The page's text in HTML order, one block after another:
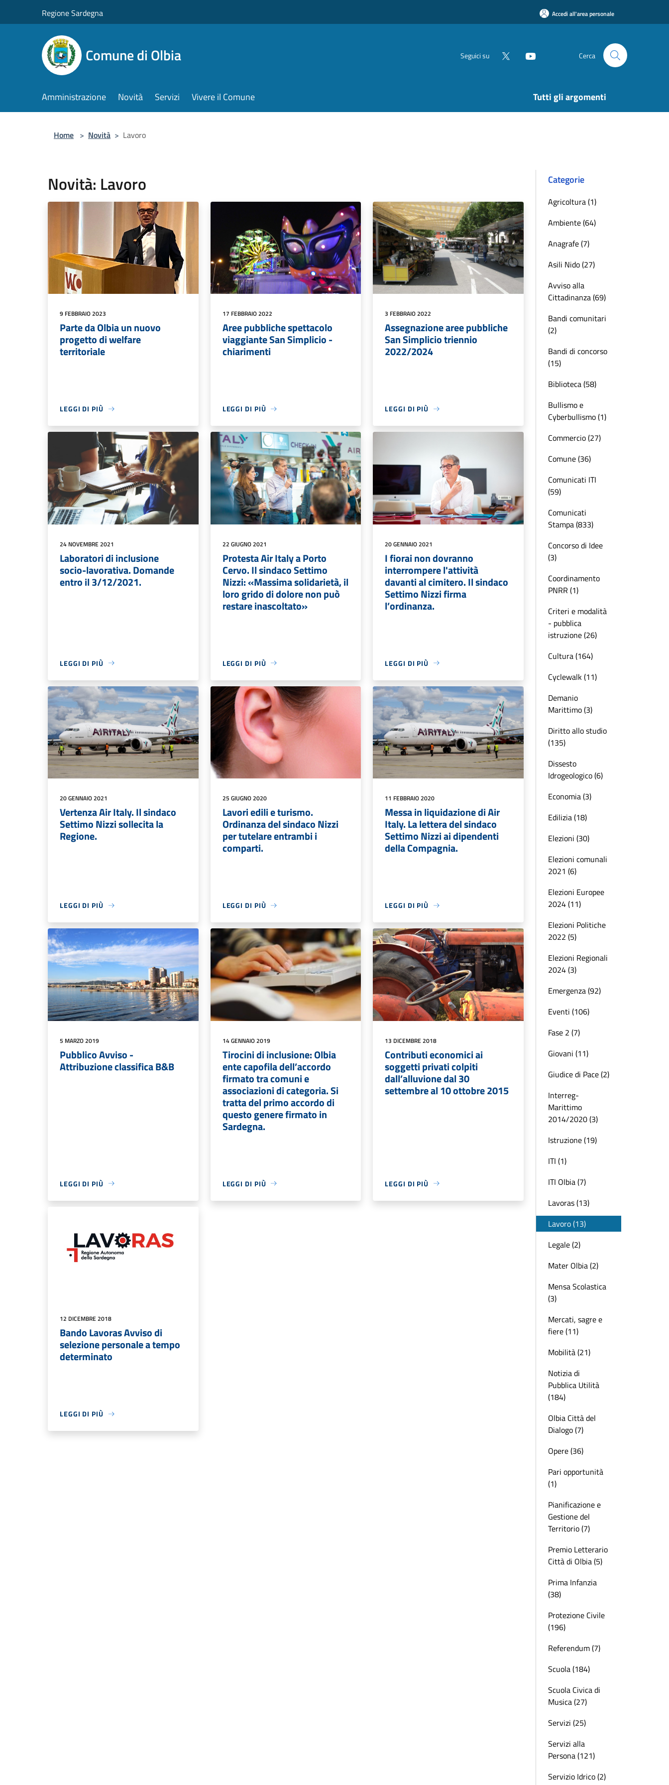
Regione Sardegna Accedi all'area personale
Comune di Olbia Seguici su Cerca
Amministrazione Novità Servizi Vivere il Comune Tutti gli argomenti
Home > Novità > Lavoro
Novità: Lavoro
9 FEBBRAIO 2023
Parte da Olbia un nuovo
progetto di welfare
territoriale
LEGGI DI PIÙ
17 FEBBRAIO 2022
Aree pubbliche spettacolo
viaggiante San Simplicio -
chiarimenti
LEGGI DI PIÙ
3 FEBBRAIO 2022
Assegnazione aree pubbliche
San Simplicio triennio
2022/2024
LEGGI DI PIÙ
24 NOVEMBRE 2021
Laboratori di inclusione
socio-lavorativa. Domande
entro il 3/12/2021.
LEGGI DI PIÙ
22 GIUGNO 2021
Protesta Air Italy a Porto
Cervo. Il sindaco Settimo
Nizzi: «Massima solidarietà, il
loro grido di dolore non può
restare inascoltato»
LEGGI DI PIÙ
20 GENNAIO 2021
I fiorai non dovranno
interrompere l'attività
davanti al cimitero. Il sindaco
Settimo Nizzi firma
l’ordinanza.
LEGGI DI PIÙ
20 GENNAIO 2021
Vertenza Air Italy. Il sindaco
Settimo Nizzi sollecita la
Regione.
LEGGI DI PIÙ
25 GIUGNO 2020
Lavori edili e turismo.
Ordinanza del sindaco Nizzi
per tutelare entrambi i
comparti.
LEGGI DI PIÙ
11 FEBBRAIO 2020
Messa in liquidazione di Air
Italy. La lettera del sindaco
Settimo Nizzi ai dipendenti
della Compagnia.
LEGGI DI PIÙ
5 MARZO 2019
Pubblico Avviso -
Attribuzione classifica B&B
LEGGI DI PIÙ
14 GENNAIO 2019
Tirocini di inclusione: Olbia
ente capofila dell’accordo
firmato tra comuni e
associazioni di categoria. Si
tratta del primo accordo di
questo genere firmato in
Sardegna.
LEGGI DI PIÙ
13 DICEMBRE 2018
Contributi economici ai
soggetti privati colpiti
dall’alluvione dal 30
settembre al 10 ottobre 2015
LEGGI DI PIÙ
12 DICEMBRE 2018
Bando Lavoras Avviso di
selezione personale a tempo
determinato
LEGGI DI PIÙ
Categorie
Agricoltura (1)
Ambiente (64)
Anagrafe (7)
Asili Nido (27)
Avviso alla
Cittadinanza (69)
Bandi comunitari
(2)
Bandi di concorso
(15)
Biblioteca (58)
Bullismo e
Cyberbullismo (1)
Commercio (27)
Comune (36)
Comunicati ITI
(59)
Comunicati
Stampa (833)
Concorso di Idee
(3)
Coordinamento
PNRR (1)
Criteri e modalità
- pubblica
istruzione (26)
Cultura (164)
Cyclewalk (11)
Demanio
Marittimo (3)
Diritto allo studio
(135)
Dissesto
Idrogeologico (6)
Economia (3)
Edilizia (18)
Elezioni (30)
Elezioni comunali
2021 (6)
Elezioni Europee
2024 (11)
Elezioni Politiche
2022 (5)
Elezioni Regionali
2024 (3)
Emergenza (92)
Eventi (106)
Fase 2 (7)
Giovani (11)
Giudice di Pace (2)
Interreg-
Marittimo
2014/2020 (3)
Istruzione (19)
ITI (1)
ITI Olbia (7)
Lavoras (13)
Lavoro (13)
Legale (2)
Mater Olbia (2)
Mensa Scolastica
(3)
Mercati, sagre e
fiere (11)
Mobilità (21)
Notizia di
Pubblica Utilità
(184)
Olbia Città del
Dialogo (7)
Opere (36)
Pari opportunità
(1)
Pianificazione e
Gestione del
Territorio (7)
Premio Letterario
Città di Olbia (5)
Prima Infanzia
(38)
Protezione Civile
(196)
Referendum (7)
Scuola (184)
Scuola Civica di
Musica (27)
Servizi (25)
Servizi alla
Persona (121)
Servizio Idrico (2)